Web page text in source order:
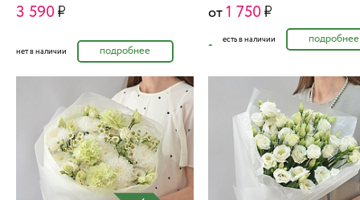
3 590
нет в наличии подробнее
от 1 750
есть в наличии подробнее